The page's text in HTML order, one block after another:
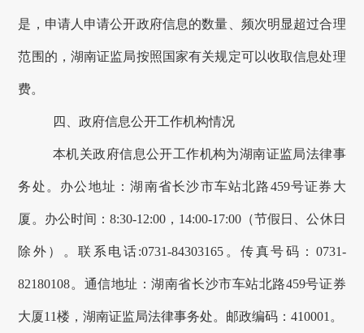
是，申请人申请公开政府信息的数量、频次明显超过合理
范围的， 湖南证监局按照国家有关规定可以收取信息处理
费。
四、政府信息公开工作机构情况
本机关政府信息公开工作机构为湖南证监局法律事
务处 。办公地址：湖南省长沙市车站北路459号证券大
厦 。办公时间： 8:30-1 2:00，14:00-17:00（节假日、公休日
除外）。联系 电话:0731-84303165 。传真号码： 0731-
82180108。通信地址：湖南省长沙市车站北路459号证券
大厦11楼 ，湖南证监局法律事务处。 邮政编码：410001。